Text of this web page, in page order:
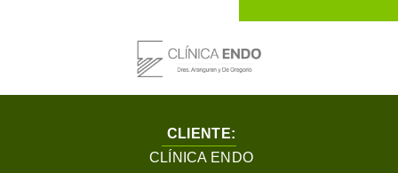
CLIENTE:
CLÍNICA ENDO